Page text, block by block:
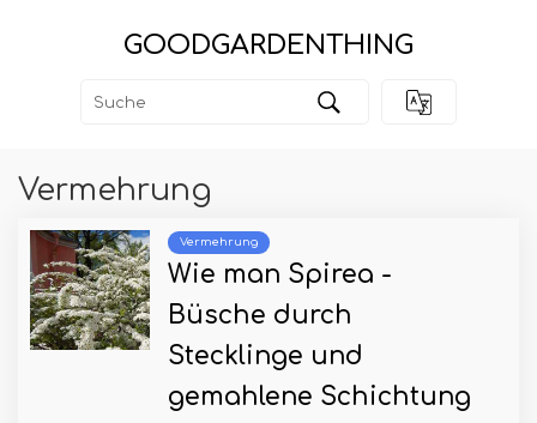
GOODGARDENTHING
Vermehrung
Vermehrung
Wie man Spirea -
Büsche durch
Stecklinge und
gemahlene Schichtung